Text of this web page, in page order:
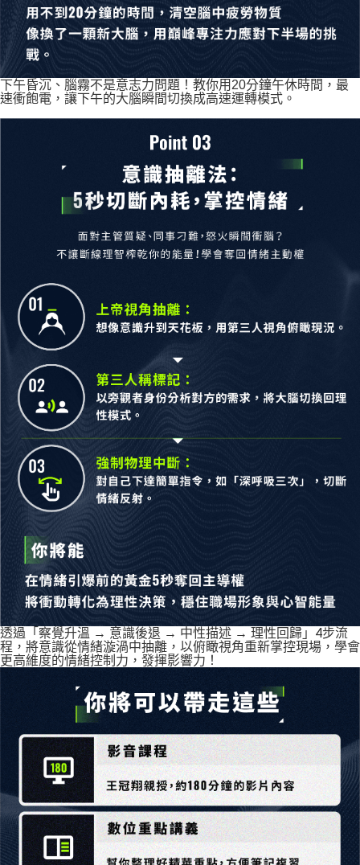
下午昏沉、腦霧不是意志力問題！教你用20分鐘午休時間，最
速衝飽電，讓下午的大腦瞬間切換成高速運轉模式。
透過「察覺升溫 → 意識後退 → 中性描述 → 理性回歸」4步流
程，將意識從情緒漩渦中抽離，以俯瞰視角重新掌控現場，學會
更高維度的情緒控制力，發揮影響力！